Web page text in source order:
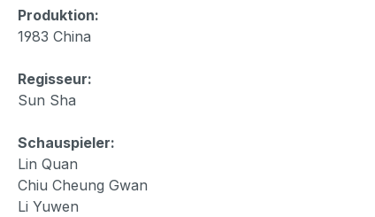
Produktion:
1983 China
Regisseur:
Sun Sha
Schauspieler:
Lin Quan
Chiu Cheung Gwan
Li Yuwen